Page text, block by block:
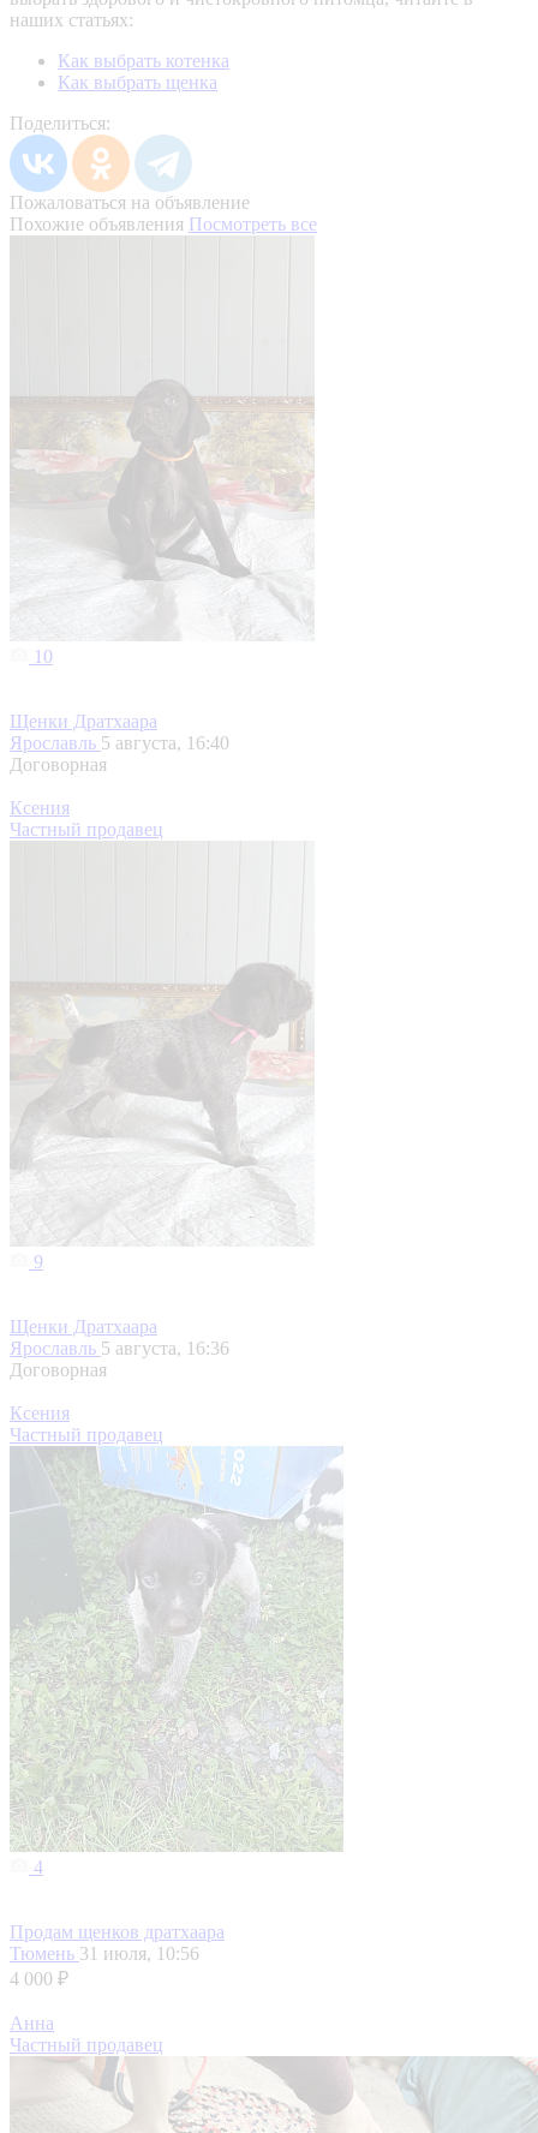
наших статьях:
Как выбрать котенка
Как выбрать щенка
Поделиться:
Пожаловаться на объявление
Похожие объявления Посмотреть все
10
Щенки Дратхаара
Ярославль 5 августа, 16:40
Договорная
Ксения
Частный продавец
9
Щенки Дратхаара
Ярославль 5 августа, 16:36
Договорная
Ксения
Частный продавец
4
Продам щенков дратхаара
Тюмень 31 июля, 10:56
4 000 ₽
Анна
Частный продавец